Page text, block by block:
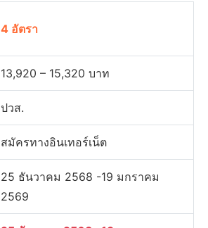
4 อัตรา
13,920 – 15,320 บาท
ปวส.
สมัครทางอินเทอร์เน็ต
25 ธันวาคม 2568 -19 มกราคม
2569